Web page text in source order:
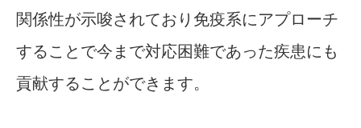
関係性が示唆されており免疫系にアプローチ
することで今まで対応困難であった疾患にも
貢献することができます。